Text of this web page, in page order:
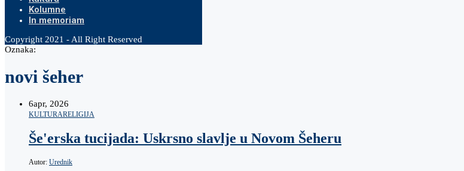
Kolumne
In memoriam
Copyright 2021 - All Right Reserved
Oznaka:
novi šeher
6apr, 2026
KULTURARELIGIJA
Še'erska tucijada: Uskrsno slavlje u Novom Šeheru
Autor: Urednik